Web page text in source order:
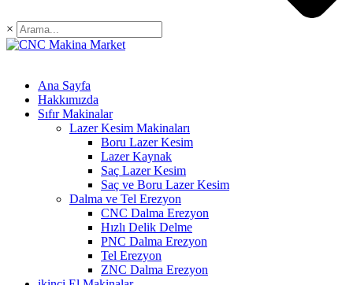
×
Ana Sayfa
Hakkımızda
Sıfır Makinalar
Lazer Kesim Makinaları
Boru Lazer Kesim
Lazer Kaynak
Saç Lazer Kesim
Saç ve Boru Lazer Kesim
Dalma ve Tel Erezyon
CNC Dalma Erezyon
Hızlı Delik Delme
PNC Dalma Erezyon
Tel Erezyon
ZNC Dalma Erezyon